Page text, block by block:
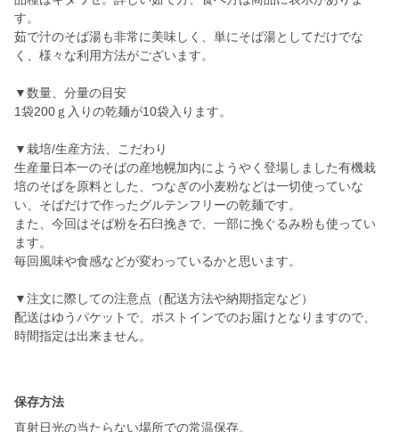
す。
茹で汁のそば湯も非常に美味しく、単にそば湯としてだけでな
く、様々な利用方法がございます。
▼数量、分量の目安
1袋200ｇ入りの乾麺が10袋入ります。
▼栽培/生産方法、こだわり
生産量日本一のそばの産地幌加内にようやく登場しました有機栽
培のそばを原料とした、つなぎの小麦粉などは一切使っていな
い、そばだけで作ったグルテンフリーの乾麺です。
また、今回はそば粉を石臼挽きで、一部に挽ぐるみ粉も使ってい
ます。
毎回風味や食感などが変わっているかと思います。
▼注文に際しての注意点（配送方法や納期指定など）
配送はゆうパケットで、ポストインでのお届けとなりますので、
時間指定は出来ません。
保存方法
直射日光の当たらない場所での常温保存。